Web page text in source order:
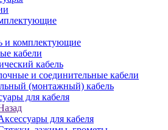
и комплектующие
кабели
кабель
и соединительные кабели
(монтажный) кабель
для кабеля
для кабеля